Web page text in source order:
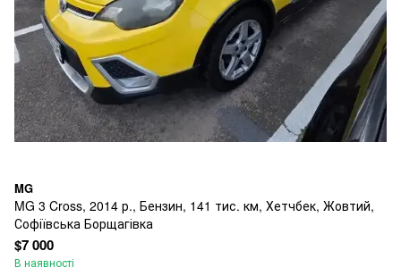
MG
MG 3 Cross, 2014 р., Бензин, 141 тис. км, Хетчбек, Жовтий,
Софіївська Борщагівка
$7 000
В наявності